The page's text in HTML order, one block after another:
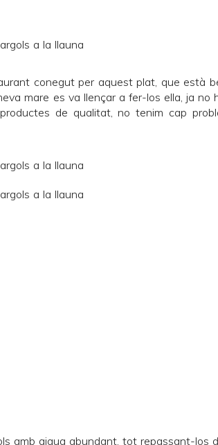
conegut per aquest plat, que està
mare es va llençar a fer-los ella, ja no
de qualitat, no tenim cap
amb aigua abundant, tot repassant-los